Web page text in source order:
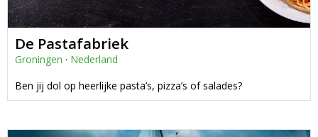
De Pastafabriek
Groningen · Nederland
Ben jij dol op heerlijke pasta’s, pizza’s of salades?